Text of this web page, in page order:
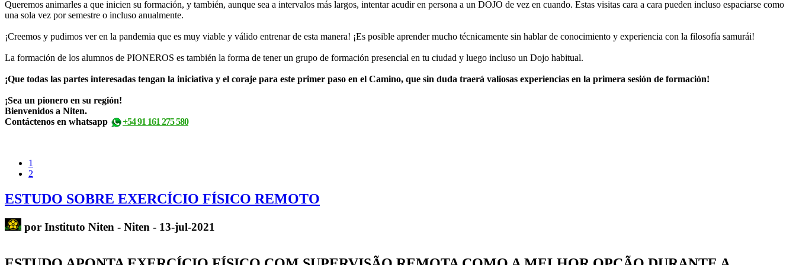
Queremos animarles a que inicien su formación, y también, aunque sea a intervalos más largos, intentar acudir en persona a un DOJO de vez en cuando. Estas visitas cara a cara pueden incluso espaciarse como
una sola vez por semestre o incluso anualmente.
¡Creemos y pudimos ver en la pandemia que es muy viable y válido entrenar de esta manera! ¡Es posible aprender mucho técnicamente sin hablar de conocimiento y experiencia con la filosofía samurái!
La formación de los alumnos de PIONEROS es también la forma de tener un grupo de formación presencial en tu ciudad y luego incluso un Dojo habitual.
¡Que todas las partes interesadas tengan la iniciativa y el coraje para este primer paso en el Camino, que sin duda traerá valiosas experiencias en la primera sesión de formación!
¡Sea un pionero en su región!
Bienvenidos a Niten.
Contáctenos en whatsapp
+54 91 161 275 580
1
2
ESTUDO SOBRE EXERCÍCIO FÍSICO REMOTO
por Instituto Niten - Niten - 13-jul-2021